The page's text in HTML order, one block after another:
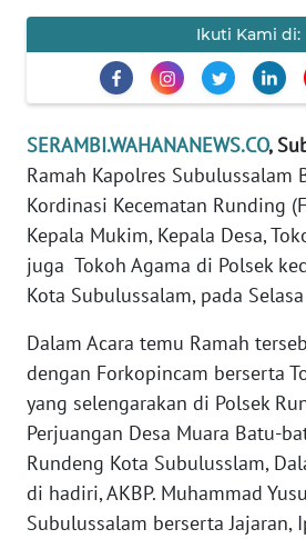
Ikuti Kami di:
SERAMBI.WAHANANEWS.CO,
Ramah Kapolres Subulussalam
Kordinasi Kecematan Runding
Kepala Mukim, Kepala Desa,
juga Tokoh Agama di Polsek
Kota Subulussalam, pada
Dalam Acara temu Ramah
dengan Forkopincam berserta
yang selengarakan di Polsek
Perjuangan Desa Muara Batu-
Rundeng Kota Subulusslam,
di hadiri, AKBP. Muhammad
Subulussalam berserta Jajaran,
MEDIA
REDAKSI
KARIR
DISCLAIMER
News
Regional
WN
SUMUT
WN
JAKARTA